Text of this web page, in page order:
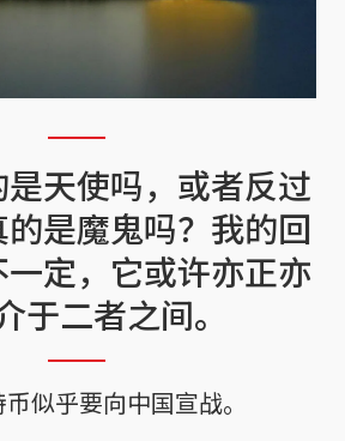
天使吗，或者反过
是魔鬼吗？我的回
定，它或许亦正亦
于二者之间。
似乎要向中国宣战。